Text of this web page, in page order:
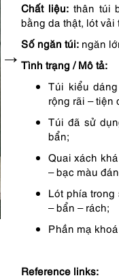
Chất liệu: thân túi
bằng da thật, lót vải
Số ngăn túi: ngăn
Tình trạng / Mô tả:
Túi kiểu
rộng rãi – tiện
Túi đã sử
bẩn;
Quai xách
– bạc màu
Lót phía
– bẩn – rách;
Phần mạ
Reference links: